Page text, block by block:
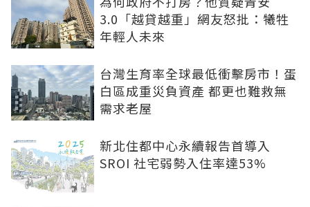
3.0「越貸越重」網友怒批：犧牲
年輕人未來
台灣生育率全球最低衝擊房市！蛋
白區成重災負資產 都更也難救無
需求老屋
新北住都中心永續報告首導入
SROI 社宅弱勢入住率達53%